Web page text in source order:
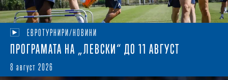
ЕВРОТУРНИРИ/НОВИНИ
ПРОГРАМАТА НА „ЛЕВСКИ“ ДО 11 АВГУСТ
8 август 2026